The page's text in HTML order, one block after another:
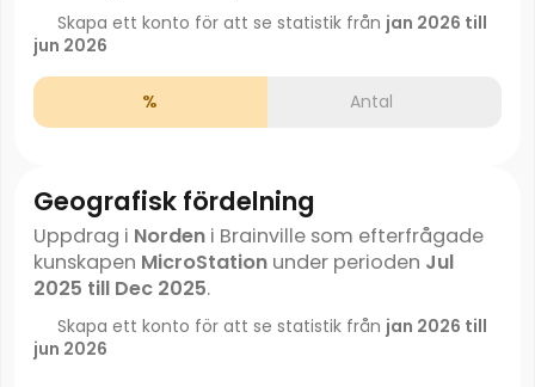
Skapa ett konto för att se statistik från jan 2026 till
jun 2026
% Antal
Geografisk fördelning
Uppdrag i Nordeni Brainville som efterfrågade
kunskapen MicroStationunder perioden Jul
2025 till Dec 2025.
Skapa ett konto för att se statistik från jan 2026 till
jun 2026